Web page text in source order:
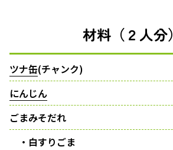
材料（２人分）
ツナ缶(チャンク)
にんじん
ごまみそだれ
・白すりごま